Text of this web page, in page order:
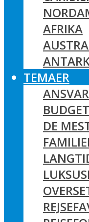
AFRIKA
TEMAER
DE